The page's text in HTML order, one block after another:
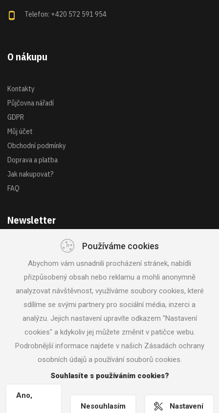
Telefon: +420 572 591 954
O nákupu
Kontakty
Půjčovna nářadí
GDPR
Můj účet
Obchodní podmínky
Doprava a platba
Jak nakupovat?
FAQ
Newsletter
Získejte akce a novinky z první ruky
SLEDUJTE NÁS
© 2018 Svět nářadí |Nastavení cookies|Vrácení zboží /
Odstoupení od smlouvy | Tvorba www stránekMachin.cz
Používáme cookies
Abychom vám usnadnili procházení stránek, nabídli
přizpůsobený obsah nebo reklamu a mohli anonymně
analyzovat návštěvnost, využíváme soubory cookies, které
sdílíme se svými partnery pro sociální média, inzerci a
analýzu. Jejich nastavení upravíte odkazem "Nastavení
cookies" a kdykoliv jej můžete změnit v patičce webu.
Podrobnější informace najdete v našich Zásadách ochrany
osobních údajů a používání souborů cookies.
Souhlasíte s používáním cookies?
Ano,
Nesouhlasím Nastavení